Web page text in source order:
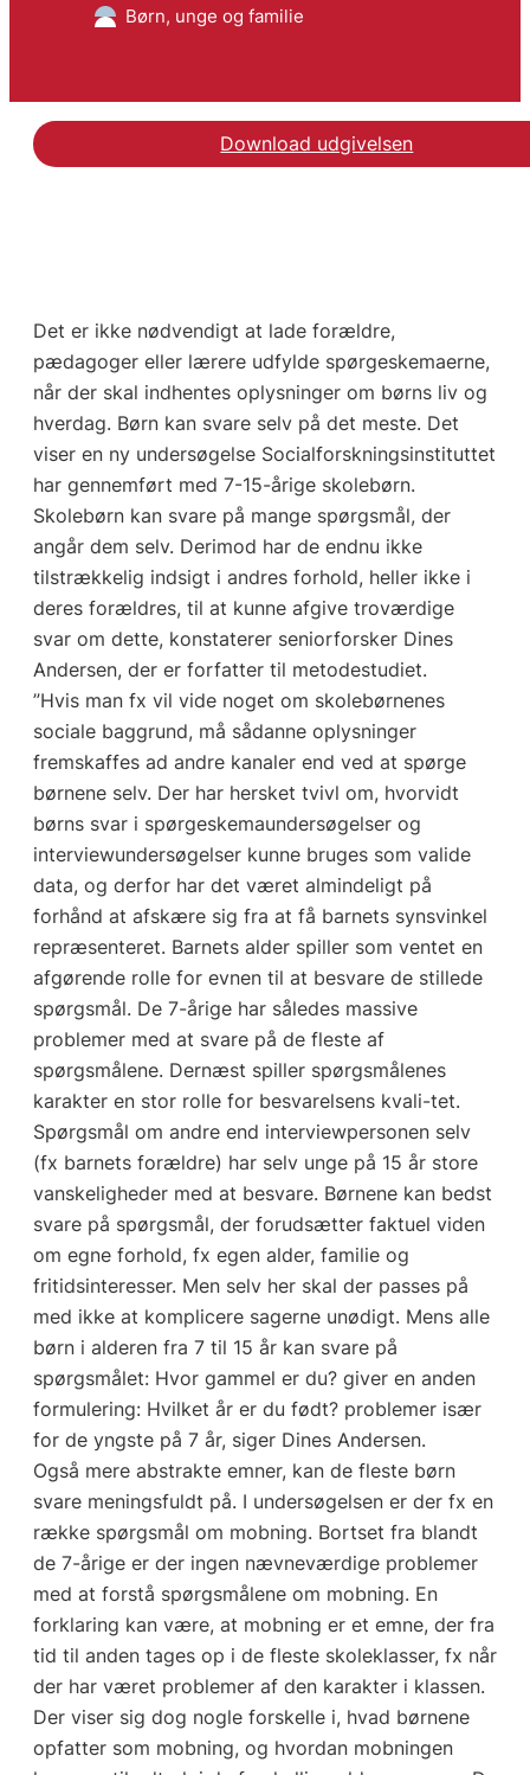
Børn, unge og familie
Download udgivelsen
Det er ikke nødvendigt at lade forældre,
pædagoger eller lærere udfylde spørgeskemaerne,
når der skal indhentes oplysninger om børns liv og
hverdag. Børn kan svare selv på det meste. Det
viser en ny undersøgelse Socialforskningsinstituttet
har gennemført med 7-15-årige skolebørn.
Skolebørn kan svare på mange spørgsmål, der
angår dem selv. Derimod har de endnu ikke
tilstrækkelig indsigt i andres forhold, heller ikke i
deres forældres, til at kunne afgive troværdige
svar om dette, konstaterer seniorforsker Dines
Andersen, der er forfatter til metodestudiet.
”Hvis man fx vil vide noget om skolebørnenes
sociale baggrund, må sådanne oplysninger
fremskaffes ad andre kanaler end ved at spørge
børnene selv. Der har hersket tvivl om, hvorvidt
børns svar i spørgeskemaundersøgelser og
interviewundersøgelser kunne bruges som valide
data, og derfor har det været almindeligt på
forhånd at afskære sig fra at få barnets synsvinkel
repræsenteret. Barnets alder spiller som ventet en
afgørende rolle for evnen til at besvare de stillede
spørgsmål. De 7-årige har således massive
problemer med at svare på de fleste af
spørgsmålene. Dernæst spiller spørgsmålenes
karakter en stor rolle for besvarelsens kvali-tet.
Spørgsmål om andre end interviewpersonen selv
(fx barnets forældre) har selv unge på 15 år store
vanskeligheder med at besvare. Børnene kan bedst
svare på spørgsmål, der forudsætter faktuel viden
om egne forhold, fx egen alder, familie og
fritidsinteresser. Men selv her skal der passes på
med ikke at komplicere sagerne unødigt. Mens alle
børn i alderen fra 7 til 15 år kan svare på
spørgsmålet: Hvor gammel er du? giver en anden
formulering: Hvilket år er du født? problemer især
for de yngste på 7 år, siger Dines Andersen.
Også mere abstrakte emner, kan de fleste børn
svare meningsfuldt på. I undersøgelsen er der fx en
række spørgsmål om mobning. Bortset fra blandt
de 7-årige er der ingen nævneværdige problemer
med at forstå spørgsmålene om mobning. En
forklaring kan være, at mobning er et emne, der fra
tid til anden tages op i de fleste skoleklasser, fx når
der har været problemer af den karakter i klassen.
Der viser sig dog nogle forskelle i, hvad børnene
opfatter som mobning, og hvordan mobningen